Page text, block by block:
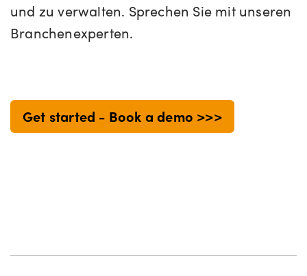
und zu verwalten. Sprechen Sie mit unseren
Branchenexperten.
Get started - Book a demo >>>